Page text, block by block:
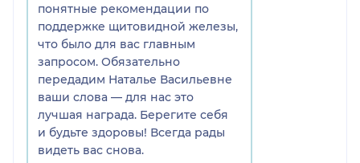
понятные рекомендации по
поддержке щитовидной железы,
что было для вас главным
запросом. Обязательно
передадим Наталье Васильевне
ваши слова — для нас это
лучшая награда. Берегите себя
и будьте здоровы! Всегда рады
видеть вас снова.